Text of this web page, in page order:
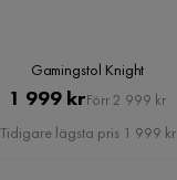
Gamingstol Knight
Pris
1 999 krOriginal
Pris
Förr 2 999 kr
Tidigare lägsta pris 1 999 kr